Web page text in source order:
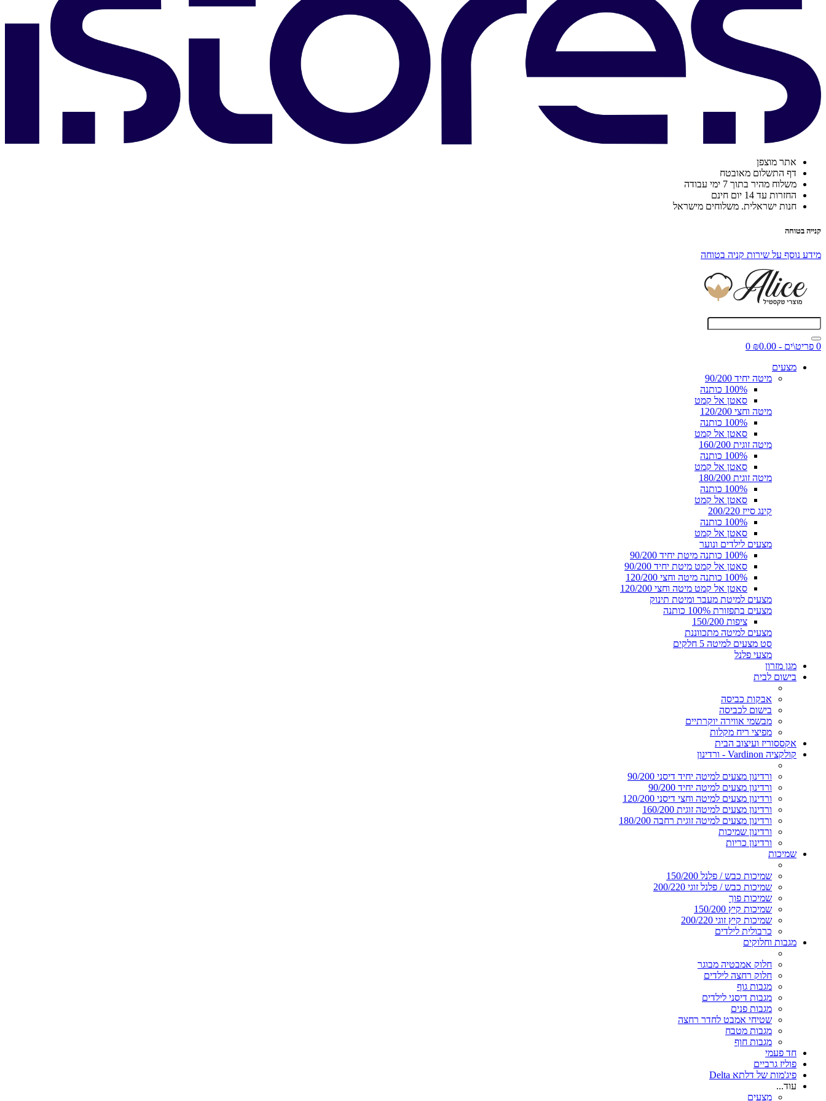
אתר מוצפן
דף התשלום מאובטח
משלוח מהיר בתוך 7 ימי עבודה
החזרות עד 14 יום חינם
חנות ישראלית. משלוחים מישראל
קנייה בטוחה
מידע נוסף על שירות קניה בטוחה
0 פריט\ים - ₪0.00
0
מצעים
מיטה יחיד 90/200
100% כותנה
סאטן אל קמט
מיטה וחצי 120/200
100% כותנה
סאטן אל קמט
מיטה זוגית 160/200
100% כותנה
סאטן אל קמט
מיטה זוגית 180/200
100% כותנה
סאטן אל קמט
קינג סייז 200/220
100% כותנה
סאטן אל קמט
מצעים לילדים ונוער
100% כותנה מיטת יחיד 90/200
סאטן אל קמט מיטת יחיד 90/200
100% כותנה מיטה וחצי 120/200
סאטן אל קמט מיטה וחצי 120/200
מצעים למיטת מעבר ומיטת תינוק
מצעים בתפזורת 100% כותנה
ציפות 150/200
מצעים למיטה מתכווננת
סט מצעים למיטה 5 חלקים
מצעי פלנל
מגן מזרון
בישום לבית
אבקות כביסה
בישום לכביסה
מבשמי אווירה יוקרתיים
מפיצי ריח מקלות
אקססוריז ועיצוב הבית
קולקציה Vardinon - ורדינון
ורדינון מצעים למיטה יחיד דיסני 90/200
ורדינון מצעים למיטה יחיד 90/200
ורדינון מצעים למיטה וחצי דיסני 120/200
ורדינון מצעים למיטה זוגית 160/200
ורדינון מצעים למיטה זוגית רחבה 180/200
ורדינון שמיכות
ורדינון כריות
שמיכות
שמיכות כבש / פלנל 150/200
שמיכות כבש / פלנל זוגי 200/220
שמיכות פוך
שמיכות קיץ 150/200
שמיכות קיץ זוגי 200/220
כרבולית לילדים
מגבות וחלוקים
חלוק אמבטיה מבוגר
חלוק רחצה לילדים
מגבות גוף
מגבות דיסני לילדים
מגבות פנים
שטיחי אמבט לחדר רחצה
מגבות מטבח
מגבות חוף
חד פעמי
פוליז גרביים
פיג'מות של דלתא Delta
עוד...
מצעים